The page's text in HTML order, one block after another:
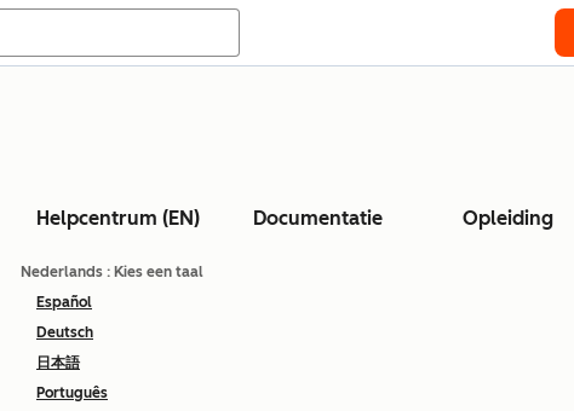
Helpcentrum (EN) Documentatie Opleiding
Nederlands : Kies een taal
Español
Deutsch
日本語
Português